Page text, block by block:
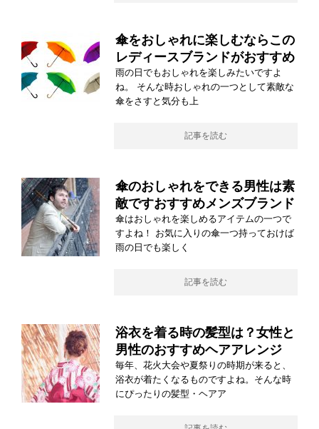
傘をおしゃれに楽しむならこの
レディースブランドがおすすめ
雨の日でもおしゃれを楽しみたいですよ
ね。 そんな時おしゃれの一つとして素敵な
傘をさすと気分も上
記事を読む
傘のおしゃれをできる男性は素
敵ですおすすめメンズブランド
傘はおしゃれを楽しめるアイテムの一つで
すよね！ お気に入りの傘一つ持っておけば
雨の日でも楽しく
記事を読む
浴衣を着る時の髪型は？女性と
男性のおすすめヘアアレンジ
毎年、花火大会や夏祭りの時期が来ると、
浴衣が着たくなるものですよね。そんな時
にぴったりの髪型・ヘアア